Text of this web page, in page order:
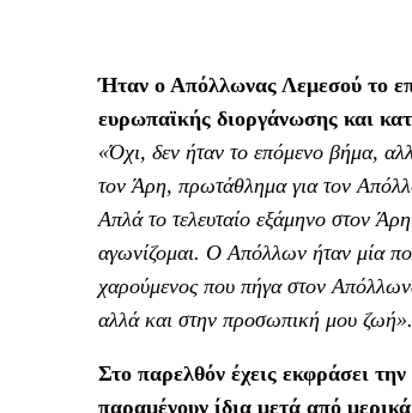
Ήταν ο Απόλλωνας Λεμεσού το
ευρωπαϊκής διοργάνωσης και
«Όχι, δεν ήταν το επόμενο βήμα,
τον Άρη, πρωτάθλημα για τον
Απλά το τελευταίο εξάμηνο στον
αγωνίζομαι. Ο Απόλλων ήταν μία
χαρούμενος που πήγα στον
αλλά και στην προσωπική μου ζωή».
Στο παρελθόν έχεις εκφράσει
παραμένουν ίδια μετά από